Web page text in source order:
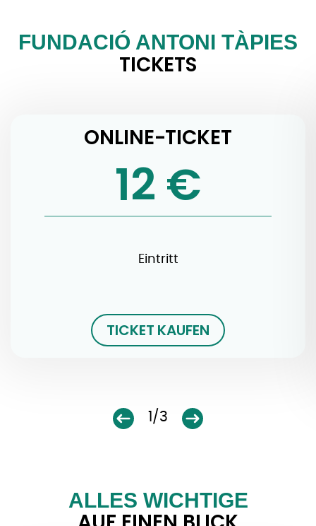
FUNDACIÓ ANTONI TÀPIES
TICKETS
ONLINE-TICKET
12 €
Eintritt
TICKET KAUFEN
1/3
ALLES WICHTIGE